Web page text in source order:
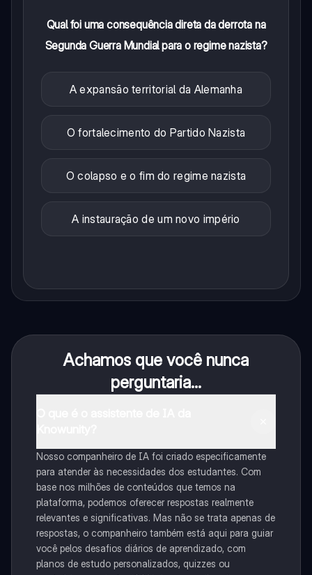
Qual foi uma consequência direta da derrota na
Segunda Guerra Mundial para o regime nazista?
A expansão territorial da Alemanha
O fortalecimento do Partido Nazista
O colapso e o fim do regime nazista
A instauração de um novo império
Achamos que você nunca
perguntaria...
Nosso companheiro de IA foi criado especificamente
para atender às necessidades dos estudantes. Com
base nos milhões de conteúdos que temos na
plataforma, podemos oferecer respostas realmente
relevantes e significativas. Mas não se trata apenas de
respostas, o companheiro também está aqui para guiar
você pelos desafios diários de aprendizado, com
planos de estudo personalizados, quizzes ou